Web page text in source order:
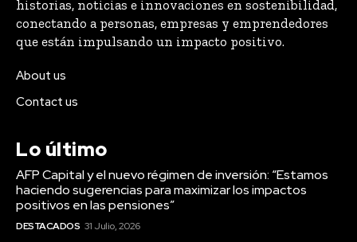
historias, noticias e innovaciones en sostenibilidad,
conectando a personas, empresas y emprendedores
que están impulsando un impacto positivo.
About us
Contact us
Lo último
AFP Capital y el nuevo régimen de inversión: “Estamos
haciendo sugerencias para maximizar los impactos
positivos en las pensiones”
DESTACADOS 31 Julio, 2026